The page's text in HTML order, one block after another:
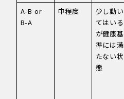
A-B or
B-A
中程度
少し動い
てはいる
が健康基
準には満
たない状
態